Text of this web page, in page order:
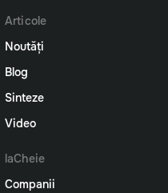
Articole
Noutăți
Blog
Sinteze
Video
laCheie
Companii